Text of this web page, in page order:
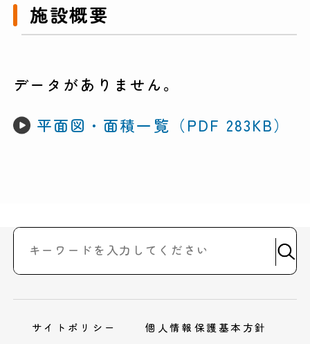
施設概要
データがありません。
平面図・面積一覧（PDF 283KB）
サイトポリシー 個人情報保護基本方針